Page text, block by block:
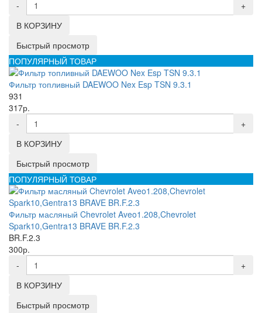
-
+
В КОРЗИНУ
Быстрый просмотр
ПОПУЛЯРНЫЙ ТОВАР
Фильтр топливный DAEWOO Nex Esp TSN 9.3.1
931
317р.
-
+
В КОРЗИНУ
Быстрый просмотр
ПОПУЛЯРНЫЙ ТОВАР
Фильтр масляный Chevrolet Aveo1.208,Chevrolet
Spark10,Gentra13 BRAVE BR.F.2.3
BR.F.2.3
300р.
-
+
В КОРЗИНУ
Быстрый просмотр